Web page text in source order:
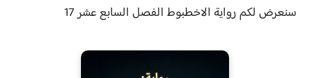
سنعرض لكمرواية الاخطبوط الفصل السابع عشر 17